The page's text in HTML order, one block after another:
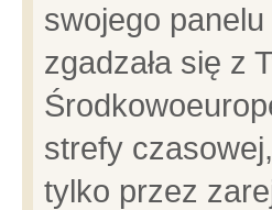
swojego
zgadzała się z
strefy
tylko przez